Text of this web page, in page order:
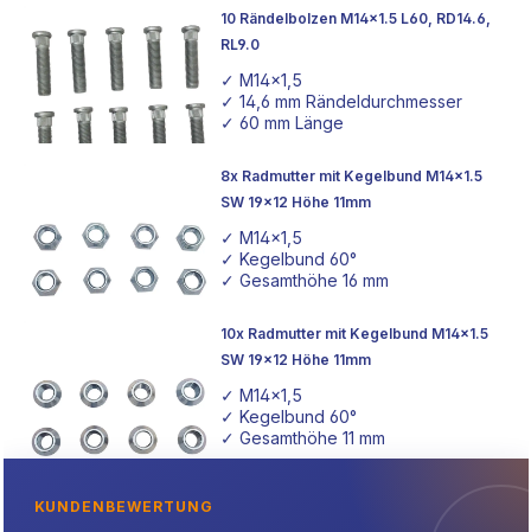
Entdeckt die Vielfalt an hochwertigen
die auf Langlebigkeit und optimalen Schutz gegen Rost
ausgelegt sind, und profitiert von unserem direkt vom
Hersteller zu euch gelieferten Sortiment.
10 Rändelbolzen M14x1.5 L60, RD14.6,
RL9.0
✓ M14x1,5
✓ 14,6 mm Rändeldurchmesser
✓ 60 mm Länge
8x Radmutter mit Kegelbund M14x1.5
SW 19x12 Höhe 11mm
✓ M14x1,5
✓ Kegelbund 60°
✓ Gesamthöhe 16 mm
10x Radmutter mit Kegelbund M14x1.5
SW 19x12 Höhe 11mm
✓ M14x1,5
✓ Kegelbund 60°
✓ Gesamthöhe 11 mm
KUNDENBEWERTUNG